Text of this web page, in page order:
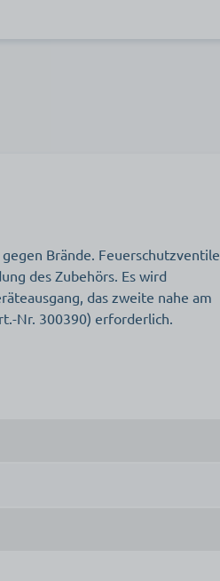
Brände. Feuerschutzventile
des Zubehörs. Es wird
das zweite nahe am
Nr. 300390) erforderlich.